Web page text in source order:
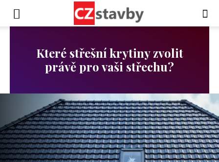
Které střešní krytiny zvolit
právě pro vaši střechu?